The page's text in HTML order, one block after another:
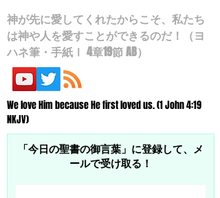
神が先に愛してくれたからこそ、私たち
は神や人を愛すことができるのだ！（ヨ
ハネ筆・手紙Ⅰ 4章19節 AB）
We love Him because He first loved us. (1 John 4:19
NKJV)
「今日の聖書の御言葉」に登録して、メ
ールで受け取る！